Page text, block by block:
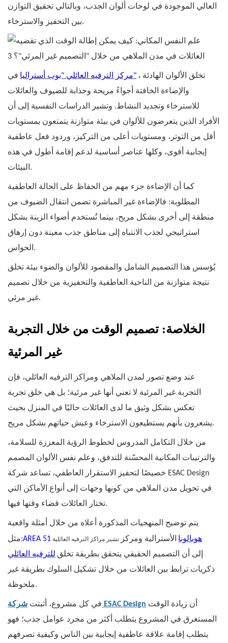
العالي الموجودة في لوحات ألوان الجذب، وبالتالي تحقيق التوازن
بين التحفيز والاسترخاء.
في مركز الترفيه العائلي "بوب أستراليا" ، تخلق الألوان الهادئة
والإضاءة الخافتة أجواءً مريحة وجذابة للضيوف والعائلات
للاسترخاء وتجديد النشاط. وتشير الدراسات النفسية إلى أن
الأفراد الذين يتعرضون للألوان في بيئة متوازنة يتمتعون بمستويات
أقل من التوتر، ومستويات أعلى من التركيز، وردود فعل عاطفية
إيجابية أقوى، وكلها عناصر أساسية لدعم إقامة أطول في هذه
البيئات.
كما أن الإضاءة جزء مهم من الحفاظ على الحالة العاطفية
المطلوبة: فالإضاءة غير المباشرة تضمن انتقال الضيوف من
منطقة إلى أخرى بشكل مريح، بينما تُستخدم أضواء الزينة بشكل
استراتيجي لجذب الانتباه إلى مناطق جذب معينة دون إرهاق
الحواس.
يُؤسس هذا التصميم الشامل والمقصود للألوان والضوء بيئة تخلق
نتيجة متوازنة من الناحية العاطفية والتحفيزية من خلال تصميم
غير مرئي.
الخلاصة: تصميم الوقت من خلال التجربة
غير المرئية
عند وضع تصور لمدن الملاهي ومراكز الترفيه العائلي، فإن
التجربة غير المرئية لا تعني أنها غير مرئية؛ بل هي خلق تجربة
تعكس بشكل وثيق ما لدى العائلات حاليًا في المنزل بحيث
يشعرون بأنهم يستطيعون الاسترخاء وعيش حياتهم بشكل مريح.
من خلال التكامل المدروس لخطوط الرؤية المعززة للسلامة،
والترتيبات المكانية المحسّنة للتدفق، وعلم نفس الألوان المصمم
خصيصًا لتحفيز الاستقرار العاطفي، تساعد شركة ESAC Design
في تحويل مدن الملاهي من كونها وجهات إلى أنواع الأماكن التي
تختار العائلات قضاء وقتها فيها.
يتم توضيح المنهجيات المذكورة أعلاه من خلال أمثلة واقعية
مثل:AREA 51 الأسترالية ومركز هوبالوبا
للترفيه العائلي إلى أن التصميم الحقيقي يتحقق بطريقة تخلق
ذكريات ترابط بين العائلات من خلال تشكيل السلوك بطريقة غير
ملحوظة.
في كل مشروع، أثبتت شركة ESAC Design
المستغرق في المشروع يتطلب أكثر من مجرد عوامل جذب؛ فهو
يتطلب إقامة علاقة عاطفية إيجابية بين الناس وكيفية تصرفهم